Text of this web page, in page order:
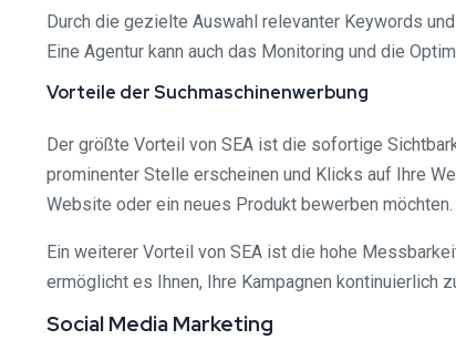
Durch die gezielte Auswahl relevanter Keywords
Eine Agentur kann auch das Monitoring und die
Vorteile der Suchmaschinenwerbung
Der größte Vorteil von SEA ist die sofortige
prominenter Stelle erscheinen und Klicks auf Ihre
Website oder ein neues Produkt bewerben möchten.
Ein weiterer Vorteil von SEA ist die hohe
ermöglicht es Ihnen, Ihre Kampagnen kontinuierlich
Social Media Marketing